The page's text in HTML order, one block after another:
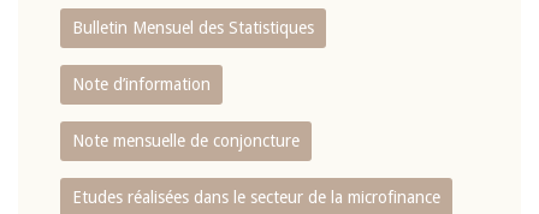
Bulletin Mensuel des Statistiques
Note d’information
Note mensuelle de conjoncture
Etudes réalisées dans le secteur de la microfinance